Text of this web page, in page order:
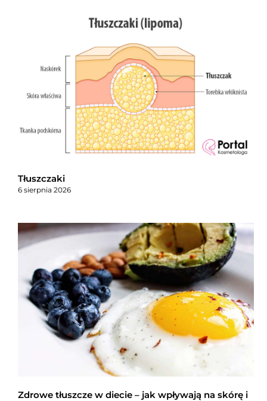
Tłuszczaki
6 sierpnia 2026
Zdrowe tłuszcze w diecie – jak wpływają na skórę i